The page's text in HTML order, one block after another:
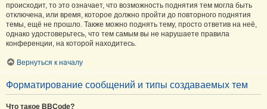
происходит, то это означает, что возможность поднятия тем могла быть
отключена, или время, которое должно пройти до повторного поднятия
темы, ещё не прошло. Также можно поднять тему, просто ответив на неё,
однако удостоверьтесь, что тем самым вы не нарушаете правила
конференции, на которой находитесь.
Вернуться к началу
Форматирование сообщений и типы создаваемых тем
Что такое BBCode?